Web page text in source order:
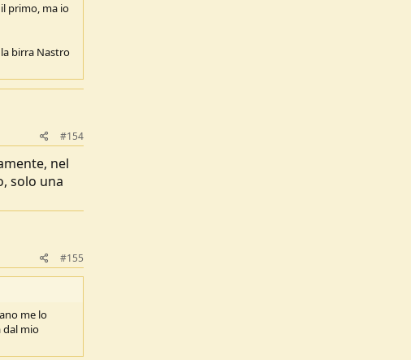
primo, ma io
birra Nastro
#154
nel
solo una
#155
me lo
dal mio